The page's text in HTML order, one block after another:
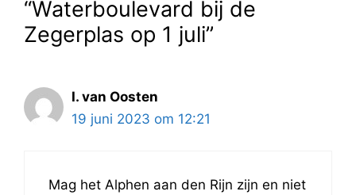
“Waterboulevard bij de
Zegerplas op 1 juli”
I. van Oosten
19 juni 2023 om 12:21
Mag het Alphen aan den Rijn zijn en niet